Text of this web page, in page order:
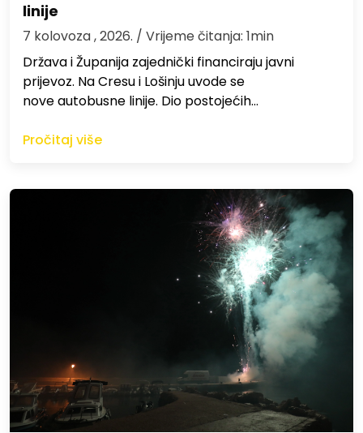
linije
7 kolovoza , 2026. / Vrijeme čitanja: 1min
Država i Županija zajednički financiraju javni
prijevoz. Na Cresu i Lošinju uvode se
nove autobusne linije. Dio postojećih…
Pročitaj više